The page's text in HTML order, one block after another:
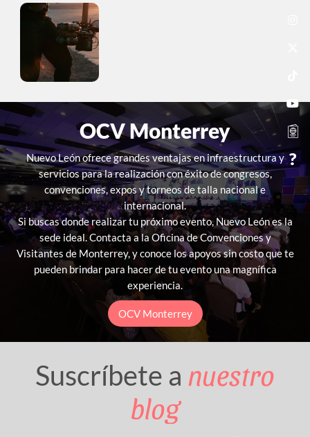
OCV Monterrey
Nuevo León ofrece grandes ventajas en infraestructura y
servicios para la realización con éxito de congresos,
convenciones, expos y torneos de talla nacional e
internacional.
Si buscas donde realizar tu próximo evento, Nuevo León es la
sede ideal. Contacta a la Oficinade Convenciones y
Visitantes de Monterrey, y conoce los apoyos sin costo que te
pueden brindarpara hacer de tu evento una magnífica
experiencia.
OCV Monterrey
Suscríbete a nuestro
blog